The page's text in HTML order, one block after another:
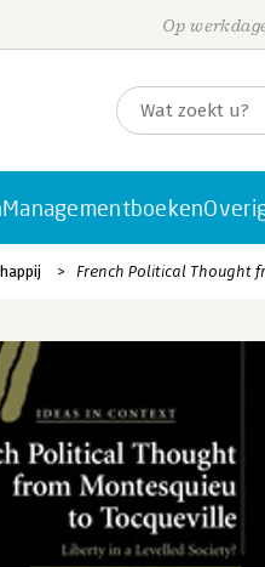
Op
Managementboeken
French Political Thought